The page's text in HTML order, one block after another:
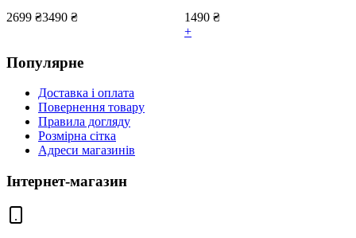
2699 ₴3490 ₴ 1490 ₴
+
Популярне
Доставка і оплата
Повернення товару
Правила догляду
Розмірна сітка
Адреси магазинів
Інтернет-магазин